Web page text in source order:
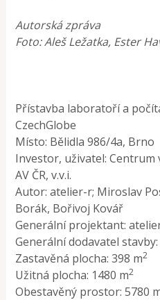
Autorská zpráva
Foto: Aleš Ležatka, Ester
Přístavba laboratoří a
CzechGlobe
Místo: Bělidla 986/4a, Brno
Investor, uživatel:
AV ČR, v.v.i.
Autor: atelier-r; Miroslav
Borák, Bořivoj Kovář
Generální projektant:
Generální dodavatel
Zastavěná plocha: 398 m2
Užitná plocha: 1480 m2
Obestavěný prostor: 5780